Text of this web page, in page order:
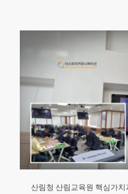
산림청 산림교육원 핵심가